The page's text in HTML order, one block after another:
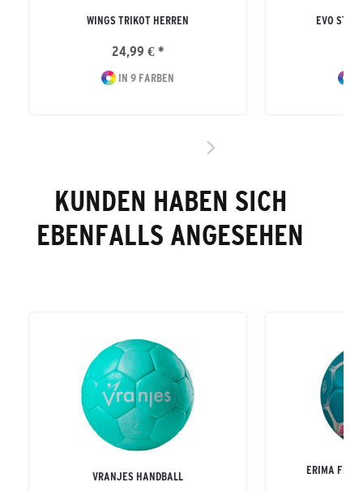
WINGS TRIKOT HERREN
24,99 € *
IN 9 FARBEN
EVO
KUNDEN HABEN SICH
EBENFALLS ANGESEHEN
VRANJES HANDBALL
ERIMA